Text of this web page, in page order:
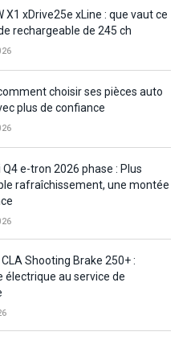
X1 xDrive25e xLine : que vaut ce
rechargeable de 245 ch
choisir ses pièces auto
plus de confiance
Q4 e-tron 2026 phase : Plus
rafraîchissement, une montée
Shooting Brake 250+ :
électrique au service de